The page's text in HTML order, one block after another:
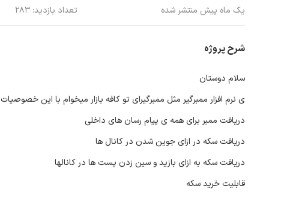
یک ماه پیش منتشر شده تعداد بازدید: 283
شرح پروژه
سلام دوستان
ی نرم افزار ممبرگیر مثل ممبرگیرای تو کافه بازار میخوام با این خصوصیات
دریافت ممبر برای همه ی پیام رسان های داخلی
دریافت سکه در ازای جوین شدن در کانال ها
دریافت سکه به ازای بازید و سین زدن پست ها در کانالها
قابلیت خرید سکه